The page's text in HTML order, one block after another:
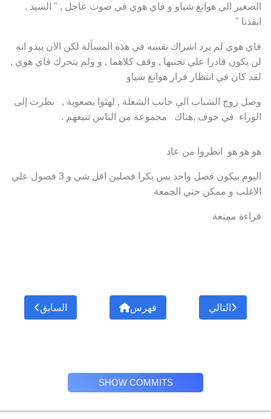
الصغير الي هوانغ شياو و فاي هوي في صوت عاجل , " السيد ,
انقذنا "
فاي هوي لم يرد اشراك نفسه في هذه المسألة لكن الان يبدو انه
لن يكون قادرا علي تجنبها , وقف كلاهما , و ولم يتحرك فاي هوي ,
لقد كان في انتظار قرار هوانغ شياو
وصل زوج الشباب الي جانب الشعلة , لهثوا بصعوبة , نظرت إلى
الوراء في خوف ,هناك مجموعة من الناس تتبعهم .
هو هو هو انظروا من عاد
اليوم بيكون فصل واحد بس بكرا فصلين اقل شي و 3 فصول علي
الاغلب و ممكن حتي الجمعة
قراءة ممتعة
السابق فهرس التالي
SHOW COMMITS